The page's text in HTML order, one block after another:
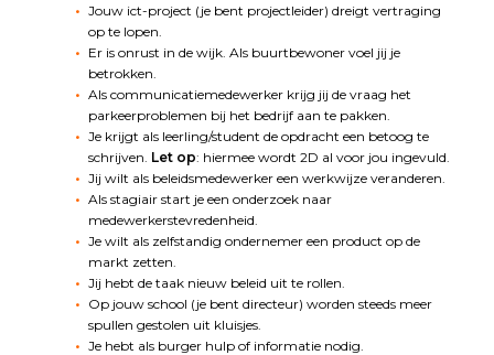
Jouw ict-project (je bent projectleider) dreigt vertraging
op te lopen.
Er is onrust in de wijk. Als buurtbewoner voel jij je
betrokken.
Als communicatiemedewerker krijg jij de vraag het
parkeerproblemen bij het bedrijf aan te pakken.
Je krijgt als leerling/student de opdracht een betoog te
schrijven. Let op: hiermee wordt 2D al voor jou ingevuld.
Jij wilt als beleidsmedewerker een werkwijze veranderen.
Als stagiair start je een onderzoek naar
medewerkerstevredenheid.
Je wilt als zelfstandig ondernemer een product op de
markt zetten.
Jij hebt de taak nieuw beleid uit te rollen.
Op jouw school (je bent directeur) worden steeds meer
spullen gestolen uit kluisjes.
Je hebt als burger hulp of informatie nodig.